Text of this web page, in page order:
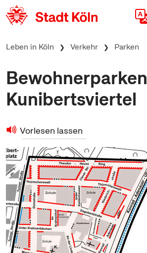
zum Inhalt springen
Leben in Köln Verkehr Parken
Bewohnerparken
Kunibertsviertel
Vorlesen lassen